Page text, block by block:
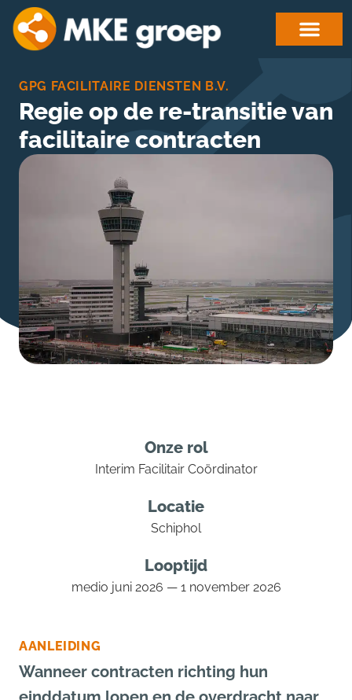
GPG FACILITAIRE DIENSTEN B.V.
Regie op de re-transitie van
facilitaire contracten
Onze rol
Interim Facilitair Coördinator
Locatie
Schiphol
Looptijd
medio juni 2026 — 1 november 2026
AANLEIDING
Wanneer contracten richting hun